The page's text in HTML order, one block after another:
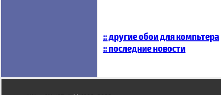
:: другие обои для компьтера
:: последние новости